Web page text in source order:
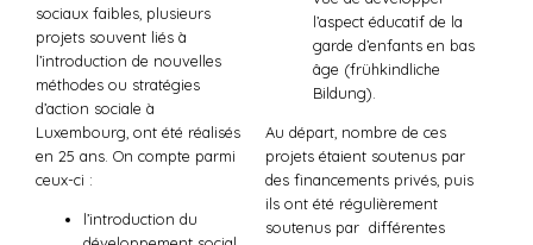
sociaux faibles, plusieurs
projets souvent liés à
l’introduction de nouvelles
méthodes ou stratégies
d’action sociale à
Luxembourg, ont été réalisés
en 25 ans. On compte parmi
ceux-ci :
l’introduction du
l’aspect éducatif de la
garde d’enfants en bas
âge (frühkindliche
Bildung).
Au départ, nombre de ces
projets étaient soutenus par
des financements privés, puis
ils ont été régulièrement
soutenus par différentes